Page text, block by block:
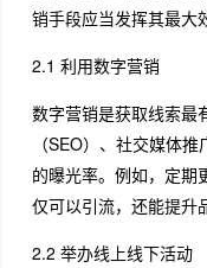
销手段应当发挥其最大
2.1 利用数字营销
数字营销是获取线索最
（SEO）、社交媒体
的曝光率。例如，定期
仅可以引流，还能提升
2.2 举办线上线下活动